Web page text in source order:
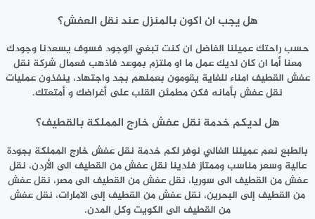
هل يجب ان اكون بالمنزل عند نقل العفش؟
حسب راحتك عميلنا الفاضل ان كنت تبغي الوجود فسوف يسعدنا وجودك
معنا أما ان كان لديك عمل ما او ملتزم بموعد فاذهب فعمال شركة نقل
عفش القطيف امناء للغاية يقومون بعملهم بجد واجتهاد، ينفذون عمليات
نقل عفش بأمانه فكن مطمئن القلب على أغراضك و أمتعتك.
هل لديكم خدمة نقل عفش خارج المملكة بالقطيف؟
بالطبع نعم عميلنا الغالي نوفر لكم خدمة نقل عفش خارج المملكة بجودة
عالية وسعر مناسب وممتاز فلدينا نقل عفش من القطيف الى الأردن، نقل
عفش من القطيف الى سوريا، نقل عفش من القطيف الى مصر، نقل عفش
من القطيف إلى البحرين، نقل عفش من القطيف إلى الامارات، نقل عفش
من القطيف الى الكويت وكل المدن.